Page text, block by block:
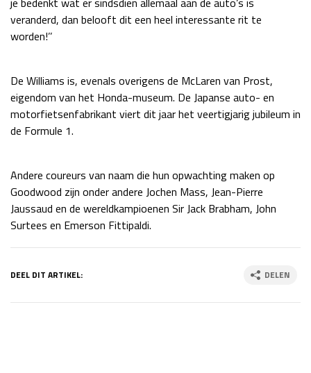
Race
zo 21:00 - 23:00
GP MEXICO 2026 30 okt - 01 nov
Kwalificatie
za 22:00 - 23:00
Race
zo 21:00 - 23:00
Kwalificatie
GP ABU DHABI 2026 04 - 06 dec
Kwalificatie
za 15:00 - 16:00
veranderd, dan belooft dit een heel interessante rit te
worden!’’
De Williams is, evenals overigens de McLaren van Prost,
eigendom van het Honda-museum. De Japanse auto- en
motorfietsenfabrikant viert dit jaar het veertigjarig jubileum in
de Formule 1.
Andere coureurs van naam die hun opwachting maken op
Goodwood zijn onder andere Jochen Mass, Jean-Pierre
Jaussaud en de wereldkampioenen Sir Jack Brabham, John
Surtees en Emerson Fittipaldi.
DEEL DIT ARTIKEL: DELEN